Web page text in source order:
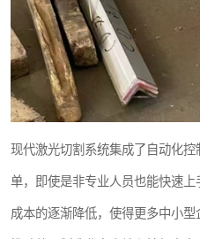
现代激光切割系统集成了自动化
单，即使是非专业人员也能快速上
成本的逐渐降低，使得更多中小